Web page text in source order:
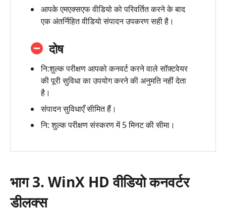
आपके एमएक्सएफ वीडियो को परिवर्तित करने के बाद
एक अंतर्निहित वीडियो संपादन उपकरण सही है।
दोष
नि:शुल्क परीक्षण आपको कनवर्ट करने वाले सॉफ़्टवेयर
की पूरी सुविधा का उपयोग करने की अनुमति नहीं देता
है।
संपादन सुविधाएँ सीमित हैं।
नि: शुल्क परीक्षण संस्करण में 5 मिनट की सीमा।
भाग 3. WinX HD वीडियो कनवर्टर
डीलक्स